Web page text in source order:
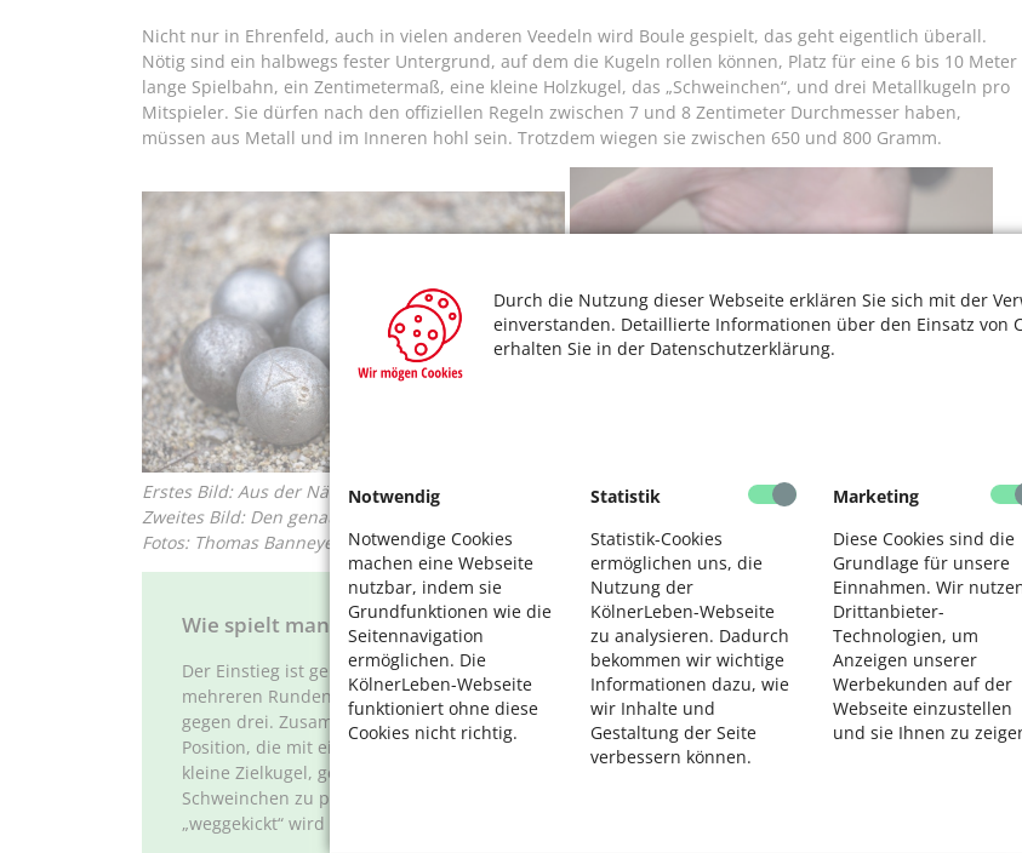
Durch die Nutzung dieser Webseite erklären Sie sich mit der
einverstanden. Detaillierte Informationen über den Einsatz von
erhalten Sie in der Datenschutzerklärung.
Notwendig
Notwendige Cookies
machen eine Webseite
nutzbar, indem sie
Grundfunktionen wie die
Seitennavigation
ermöglichen. Die
KölnerLeben-Webseite
funktioniert ohne diese
Cookies nicht richtig.
Statistik
Statistik-Cookies
ermöglichen uns, die
Nutzung der
KölnerLeben-Webseite
zu analysieren. Dadurch
bekommen wir wichtige
Informationen dazu, wie
wir Inhalte und
Gestaltung der Seite
verbessern können.
Marketing
Diese Cookies sind die
Grundlage für unsere
Einnahmen. Wir
Drittanbieter-
Technologien, um
Anzeigen unserer
Werbekunden auf der
Webseite einzustellen
und sie Ihnen zu
Nicht nur in Ehrenfeld, auch in vielen anderen Veedeln wird Boule gespielt, das geht eigentlich überall.
Nötig sind ein halbwegs fester Untergrund, auf dem die Kugeln rollen können, Platz für eine 6 bis 10 Meter
lange Spielbahn, ein Zentimetermaß, eine kleine Holzkugel, das „Schweinchen“, und drei Metallkugeln pro
Mitspieler. Sie dürfen nach den offiziellen Regeln zwischen 7 und 8 Zentimeter Durchmesser haben,
müssen aus Metall und im Inneren hohl sein. Trotzdem wiegen sie zwischen 650 und 800 Gramm.
Erstes Bild: Aus der Nähe kann man die grauen Boulekugeln doch unterscheiden.
Zweites Bild: Den genauen Spielstand immer zur Hand.
Fotos: Thomas Banneyer
Wie spielt man Boule?
Der Einstieg ist generell sehr einfach, der Ablauf einer Partie schnell erklärt. Zwei Teams treten in
mehreren Runden gegeneinander an. Gespielt wird eins gegen eins, zwei gegen zwei oder drei
gegen drei. Zusammen dürfen maximal zwölf Kugeln im Spiel sein. Geworfen wird von einer
Position, die mit einem 50 Zentimeter großen Kreis markiert ist. Zuerst wird das Schweinchen, die
kleine Zielkugel, geworfen. Dann versucht einer nach dem anderen, die eigene Kugel ganz nah am
Schweinchen zu platzieren. Dabei kann es auch schon mal sein, dass eine gegnerische Kugel
„weggekickt“ wird – alles erlaubt.